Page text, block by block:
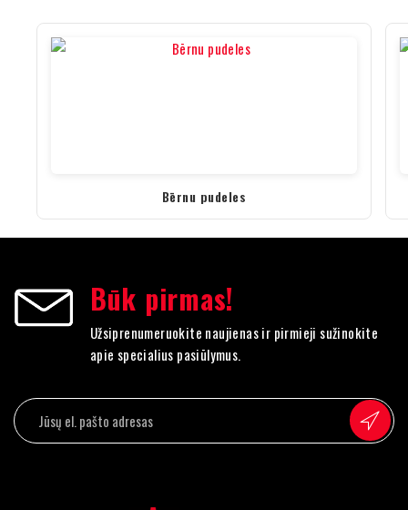
Bērnu pudeles
Būk pirmas!
Užsiprenumeruokite naujienas ir pirmieji sužinokite
apie specialius pasiūlymus.